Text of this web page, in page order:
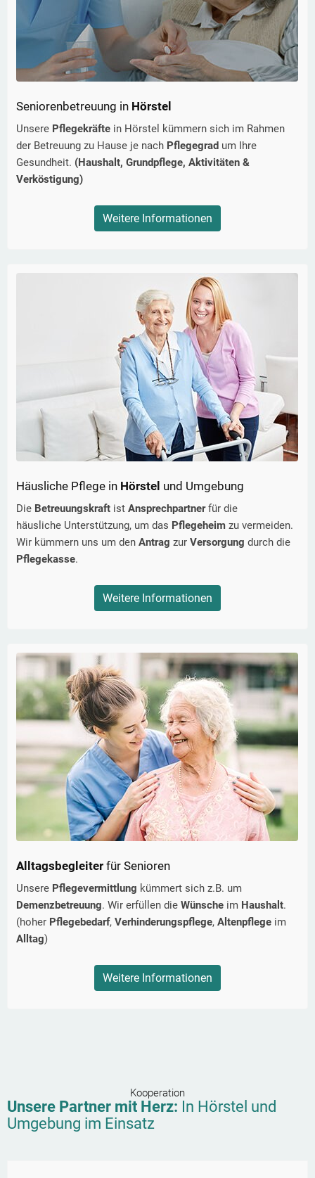
Seniorenbetreuung in Hörstel
Unsere Pflegekräfte in Hörstel kümmern sich im Rahmen
der Betreuung zu Hause je nach Pflegegrad um Ihre
Gesundheit. (Haushalt, Grundpflege, Aktivitäten &
Verköstigung)
Weitere Informationen
Häusliche Pflege in Hörstel und Umgebung
Die Betreuungskraft ist Ansprechpartnerfür die
häusliche Unterstützung, um das Pflegeheim zu vermeiden.
Wir kümmern uns um den Antrag zur Versorgung durch die
Pflegekasse.
Weitere Informationen
Alltagsbegleiter für Senioren
Unsere Pflegevermittlung kümmert sich z.B. um
Demenzbetreuung. Wir erfüllen die Wünsche im Haushalt.
(hoher Pflegebedarf, Verhinderungspflege, Altenpflege im
Alltag)
Weitere Informationen
Kooperation
Unsere Partner mit Herz: In Hörstel und
Umgebung im Einsatz